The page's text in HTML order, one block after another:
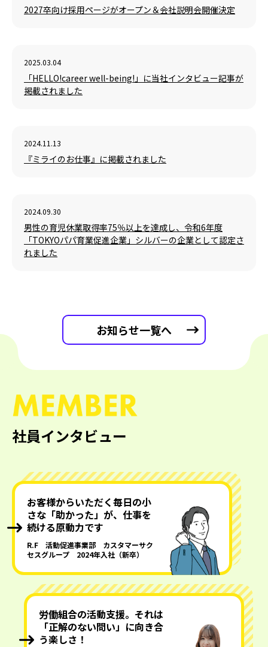
2027卒向け採用ページがオープン＆会社説明会開催決定
2025.03.04
「HELLO!career well-being!」に当社インタビュー記事が
掲載されました
2024.11.13
『ミライのお仕事』に掲載されました
2024.09.30
男性の育児休業取得率75％以上を達成し、令和6年度
「TOKYOパパ育業促進企業」シルバーの企業として認定さ
れました
お知らせ一覧へ
社員インタビュー
お客様からいただく毎日の小
さな「助かった」が、仕事を
続ける原動力です
R.F 活動促進事業部 カスタマーサク
セスグループ 2024年入社（新卒）
労働組合の活動支援。それは
「正解のない問い」に向き合
う楽しさ！